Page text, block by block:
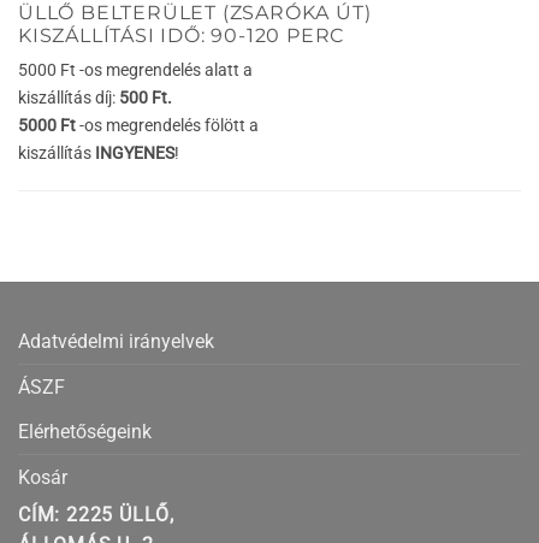
ÜLLŐ BELTERÜLET (ZSARÓKA ÚT)
KISZÁLLÍTÁSI IDŐ: 90-120 PERC
5000 Ft -os megrendelés alatt a
kiszállítás díj: 500 Ft.
5000 Ft-os megrendelés fölött a
kiszállítás INGYENES!
Adatvédelmi irányelvek
ÁSZF
Elérhetőségeink
Kosár
CÍM: 2225 ÜLLŐ,